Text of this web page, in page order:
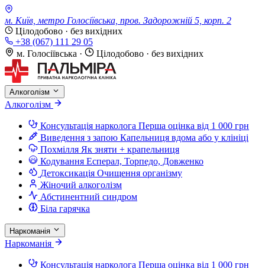
м. Київ, метро Голосіївська, пров. Задорожній 5, корп. 2
Цілодобово · без вихідних
+38 (067) 111 29 05
м. Голосіївська · Цілодобово · без вихідних
Алкоголізм
Алкоголізм
Консультація нарколога Перша оцінка від 1 000 грн
Виведення з запою Капельниця вдома або у клініці
Похмілля Як зняти + крапельниця
Кодування Есперал, Торпедо, Довженко
Детоксикація Очищення організму
Жіночий алкоголізм
Абстинентний синдром
Біла гарячка
Наркоманія
Наркоманія
Консультація нарколога Перша оцінка від 1 000 грн